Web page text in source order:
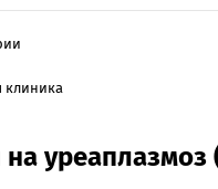
клиника
уреаплазмоз